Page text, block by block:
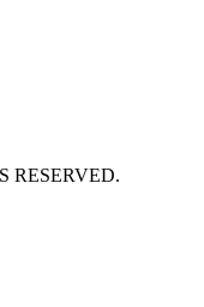
RESERVED.